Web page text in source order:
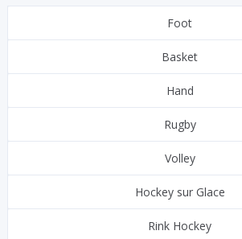
Foot
Basket
Hand
Rugby
Volley
Hockey sur Glace
Rink Hockey